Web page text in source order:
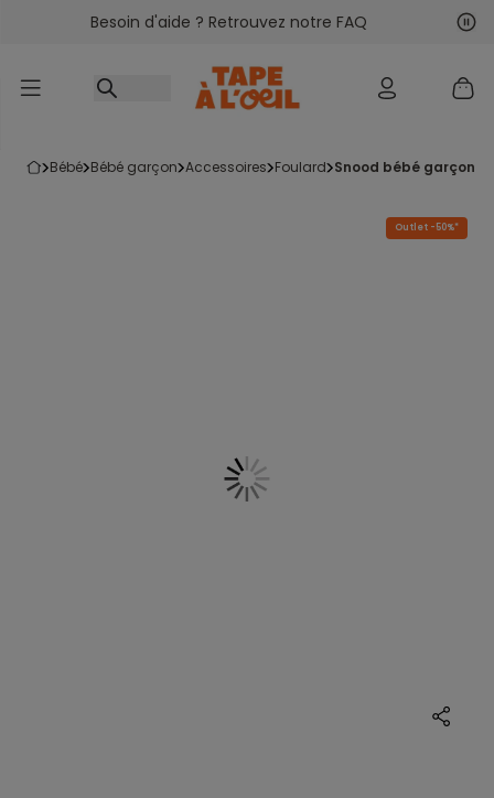
Accéder au contenu
Besoin d'aide ? Retrouvez notre FAQ
bébé bébé garçon accessoires foulard snood bébé garçon
Outlet -50%*